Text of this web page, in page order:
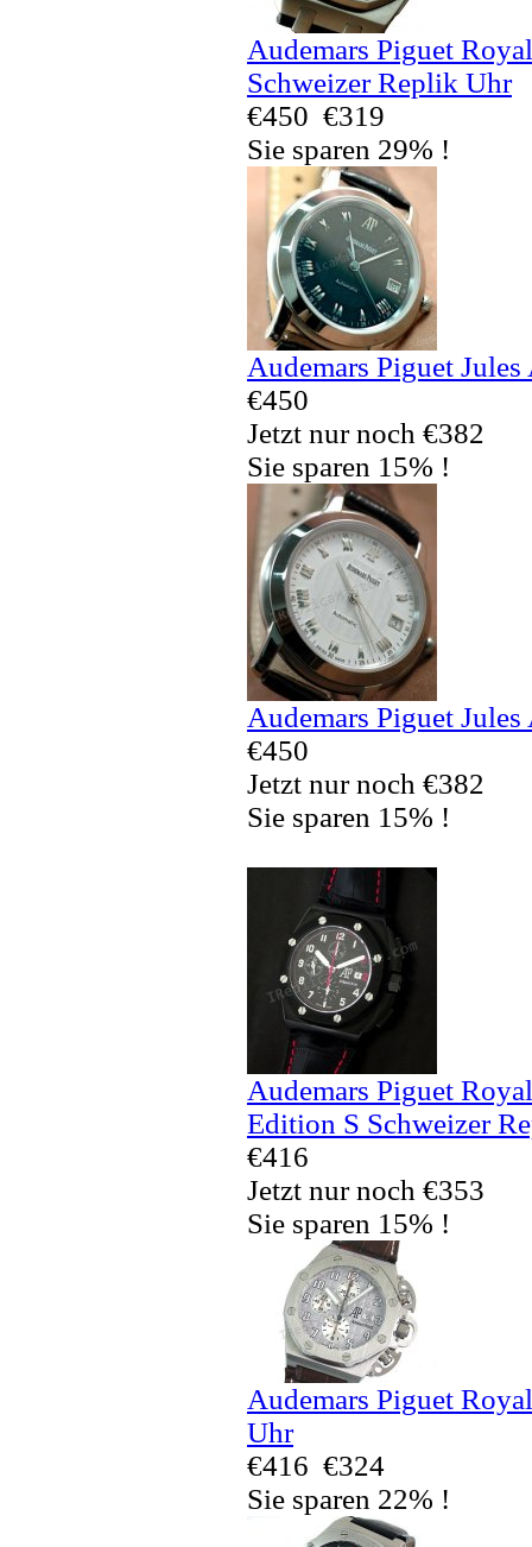
Audemars Piguet
Schweizer Replik Uhr
€450 €319
Sie sparen 29% !
Audemars Piguet
€450
Jetzt nur noch €382
Sie sparen 15% !
Audemars Piguet
€450
Jetzt nur noch €382
Sie sparen 15% !
Audemars Piguet
Edition S Schweizer
€416
Jetzt nur noch €353
Sie sparen 15% !
Audemars Piguet
Uhr
€416 €324
Sie sparen 22% !